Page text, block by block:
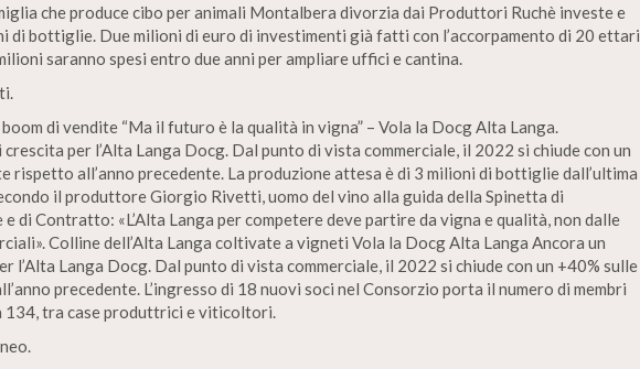
che produce cibo per animali Montalbera divorzia dai Produttori Ruchè investe e
di bottiglie. Due milioni di euro di investimenti già fatti con l’accorpamento di 20 ettari
saranno spesi entro due anni per ampliare uffici e cantina.
di vendite “Ma il futuro è la qualità in vigna” – Vola la Docg Alta Langa.
crescita per l’Alta Langa Docg. Dal punto di vista commerciale, il 2022 si chiude con un
rispetto all’anno precedente. La produzione attesa è di 3 milioni di bottiglie dall’ultima
il produttore Giorgio Rivetti, uomo del vino alla guida della Spinetta di
e di Contratto: «L’Alta Langa per competere deve partire da vigna e qualità, non dalle
Colline dell’Alta Langa coltivate a vigneti Vola la Docg Alta Langa Ancora un
l’Alta Langa Docg. Dal punto di vista commerciale, il 2022 si chiude con un +40% sulle
precedente. L’ingresso di 18 nuovi soci nel Consorzio porta il numero di membri
134, tra case produttrici e viticoltori.